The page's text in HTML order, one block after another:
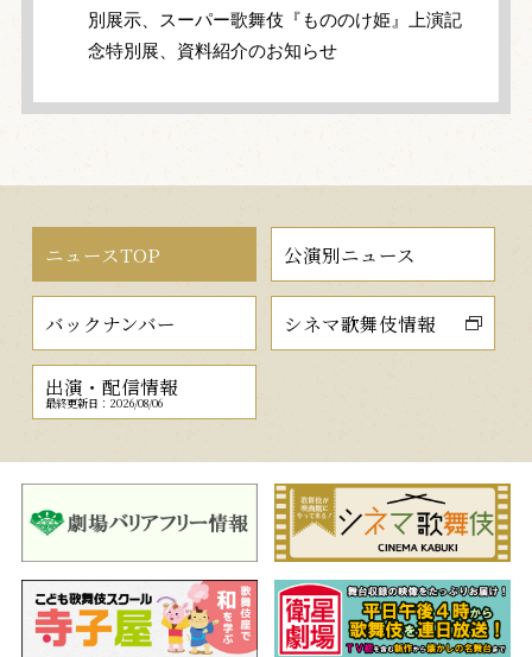
別展示、スーパー歌舞伎『もののけ姫』上演記
念特別展、資料紹介のお知らせ
ニュースTOP 公演別ニュース
バックナンバー シネマ歌舞伎情報
出演・配信情報
最終更新日：2026/08/06